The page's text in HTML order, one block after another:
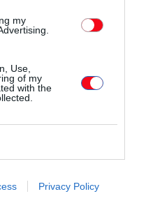
my
Use,
of my
with the
Privacy Policy
όλα τα